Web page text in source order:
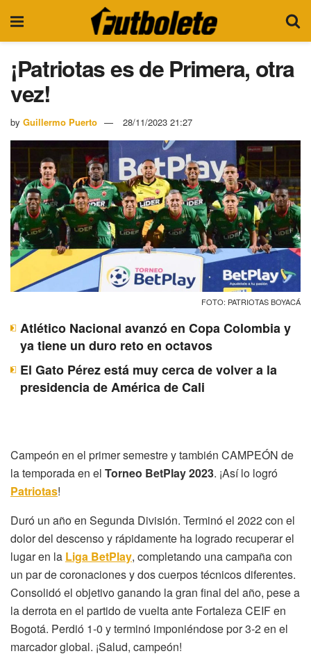
¡Patriotas es de Primera, otra
vez!
by Guillermo Puerto 28/11/2023 21:27
FOTO: PATRIOTAS BOYACÁ
Atlético Nacional avanzó en Copa Colombia y
ya tiene un duro reto en octavos
El Gato Pérez está muy cerca de volver a la
presidencia de América de Cali
Campeón en el primer semestre y también CAMPEÓN de
la temporada en el Torneo BetPlay 2023. ¡Así lo logró
Patriotas!
Duró un año en Segunda División. Terminó el 2022 con el
dolor del descenso y rápidamente ha logrado recuperar el
lugar en la Liga BetPlay, completando una campaña con
un par de coronaciones y dos cuerpos técnicos diferentes.
Consolidó el objetivo ganando la gran final del año, pese a
la derrota en el partido de vuelta ante Fortaleza CEIF en
Bogotá. Perdió 1-0 y terminó imponiéndose por 3-2 en el
marcador global. ¡Salud, campeón!